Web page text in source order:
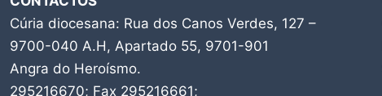
Cúria diocesana: Rua dos Canos Verdes, 127 –
9700-040 A.H, Apartado 55, 9701-901
Angra do Heroísmo.
295216670; Fax 295216661;